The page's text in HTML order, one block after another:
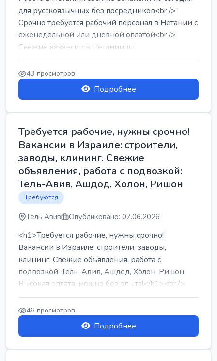
для русскоязычных без посредников<br />
Срочно требуется рабочий персонал в Нетании с
еженедельной или дневной оплатой<br />
Свежие вакансии в Нетании дл...
43 просмотров
Подробнее
Требуется рабочие, нужны срочно!
Вакансии в Израиле: строители,
заводы, клининг. Свежие
объявления, работа с подвозкой:
Тель-Авив, Ашдод, Холон, Ришон
Требуются
Тель Авив Опубликовано: 07.06.2026
<h1>Требуется рабочие, нужны срочно!
Вакансии в Израиле: строители, заводы,
клининг. Свежие объявления, работа с
подвозкой: Тель-Авив, Ашдод, Холон, Ришон.
Высокая оплата, можно без опыта!</h1><br />
...
46 просмотров
Подробнее